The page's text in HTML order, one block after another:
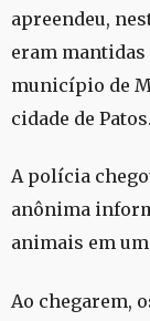
apreendeu,
eram
município de
cidade de Patos.
A polícia
anônima
animais em
Ao chegarem,